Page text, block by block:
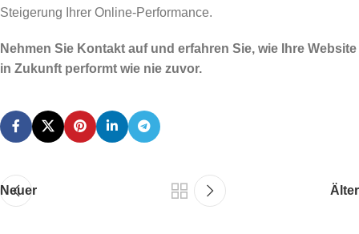
Steigerung Ihrer Online-Performance.
Nehmen Sie Kontakt auf und erfahren Sie, wie Ihre Website
in Zukunft performt wie nie zuvor.
Neuer Älter